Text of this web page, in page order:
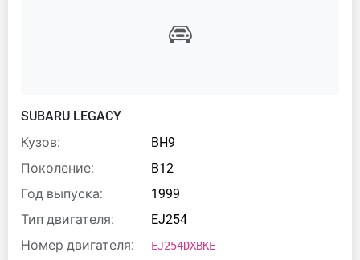
SUBARU LEGACY
Кузов:
BH9
Поколение:
B12
Год выпуска:
1999
Тип двигателя:
EJ254
Номер двигателя:
EJ254DXBKE